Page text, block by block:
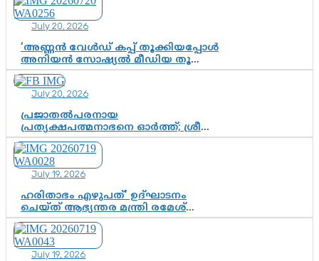
July 20, 2026
‘അണ്ണൻ വേൾഡ് കപ്പ് തൂക്കിയപ്പോൾ
അനിയൻ സോഷ്യൽ മീഡിയ തൂക്കി’;
ലാമിൻ യമാലിന്റെ
കിരീടധാരണത്തിനിടെ
ശ്രദ്ധാകേന്ദ്രമായി മൂന്ന് വയസ്സുകാരൻ
ചുണക്കുട്ടൻ
July 20, 2026
പ്രജാതൽപരനായ
പ്രത്യക്ഷപത്മനാഭനെ ഓർത്ത്; ശ്രീ
ചിത്തിര തിരുനാൾ മഹാരാജാവിന്റെ
35-ാം നാടുനീങ്ങൽ ദിനം ഇന്ന്
July 19, 2026
ഹരിതാഭം എഴുപത്’ ഉദ്ഘാടനം
ചെയ്ത് ആഭ്യന്തര മന്ത്രി രമേശ്
ചെന്നിത്തല; ആർ. ഹരികുമാറിന്റെ
സപ്തതി ആഘോഷങ്ങൾക്ക്
പ്രൗഢമായ തുടക്കം
July 19, 2026